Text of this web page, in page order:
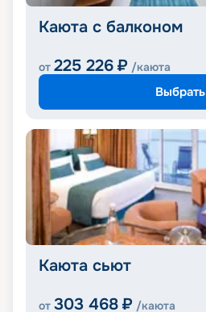
Каюта с балконом
от 225 226 ₽ /каюта
Выбрать
Каюта сьют
от 303 468 ₽ /каюта